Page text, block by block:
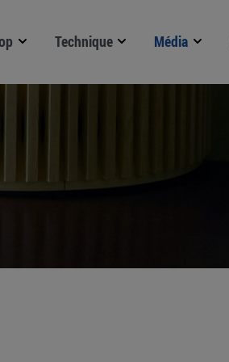
Technique Média